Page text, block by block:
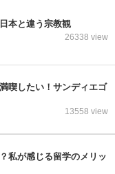
本と違う宗教観
26338 view
喫したい！サンディエゴ
13558 view
私が感じる留学のメリッ